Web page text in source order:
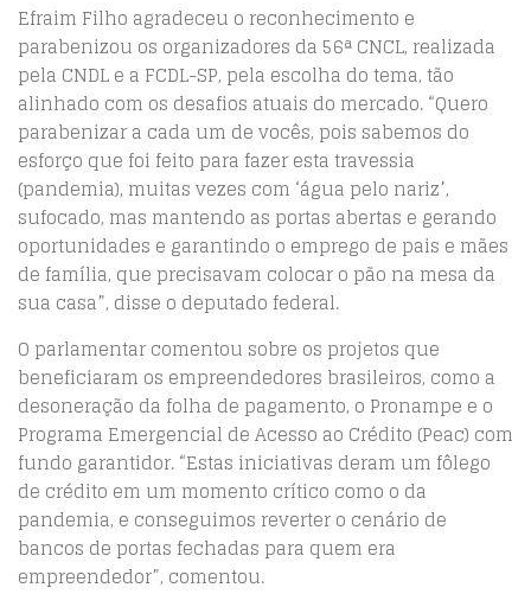
Efraim Filho agradeceu o reconhecimento e
parabenizou os organizadores da 56ª CNCL, realizada
pela CNDL e a FCDL-SP, pela escolha do tema, tão
alinhado com os desafios atuais do mercado. “Quero
parabenizar a cada um de vocês, pois sabemos do
esforço que foi feito para fazer esta travessia
(pandemia), muitas vezes com ‘água pelo nariz’,
sufocado, mas mantendo as portas abertas e gerando
oportunidades e garantindo o emprego de pais e mães
de família, que precisavam colocar o pão na mesa da
sua casa”, disse o deputado federal.
O parlamentar comentou sobre os projetos que
beneficiaram os empreendedores brasileiros, como a
desoneração da folha de pagamento, o Pronampe e o
Programa Emergencial de Acesso ao Crédito (Peac) com
fundo garantidor. “Estas iniciativas deram um fôlego
de crédito em um momento crítico como o da
pandemia, e conseguimos reverter o cenário de
bancos de portas fechadas para quem era
empreendedor”, comentou.